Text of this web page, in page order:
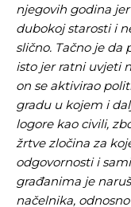
njegovih godina
dubokoj starosti i
slično. Tačno je da
isto jer ratni uvjeti
on se aktivirao
gradu u kojem i
logore kao civili,
žrtve zločina za
odgovornosti i
građanima je
načelnika,